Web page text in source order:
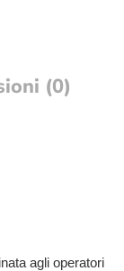
(0)
agli operatori